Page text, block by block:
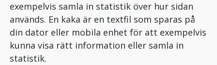
exempelvis samla in statistik över hur sidan
används. En kaka är en textfil som sparas på
din dator eller mobila enhet för att exempelvis
kunna visa rätt information eller samla in
statistik.